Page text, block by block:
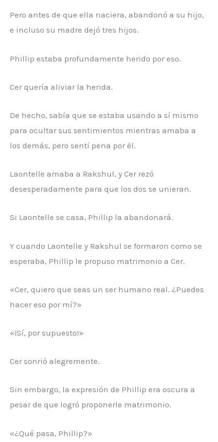
Pero antes de que ella naciera, abandonó a su hijo,
e incluso su madre dejó tres hijos.
Phillip estaba profundamente herido por eso.
Cer quería aliviar la herida.
De hecho, sabía que se estaba usando a sí mismo
para ocultar sus sentimientos mientras amaba a
los demás, pero sentí pena por él.
Laontelle amaba a Rakshul, y Cer rezó
desesperadamente para que los dos se unieran.
Si Laontelle se casa, Phillip la abandonará.
Y cuando Laontelle y Rakshul se formaron como se
esperaba, Phillip le propuso matrimonio a Cer.
«Cer, quiero que seas un ser humano real. ¿Puedes
hacer eso por mí?»
«¡Sí, por supuesto!»
Cer sonrió alegremente.
Sin embargo, la expresión de Phillip era oscura a
pesar de que logró proponerle matrimonio.
«¿Qué pasa, Phillip?»